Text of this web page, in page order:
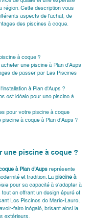
région. Cette description vous
aspects de l'achat, de
des piscines à coque.
à coque ?
une piscine à Plan d’Aups
de passer par Les Piscines
à Plan d'Aups ?
est idéale pour une piscine à
pour votre piscine à coque
à coque à Plan d'Aups ?
une piscine à coque ?
à Plan d’Aups représente
et tradition. La piscine à
pour sa capacité à s'adapter à
en offrant un design épuré et
Les Piscines de Marie-Laure,
faire inégalé, brisant ainsi la
extérieurs.